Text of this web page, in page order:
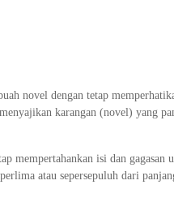
novel dengan tetap
karangan (novel) yang
mempertahankan isi dan gagasan
atau sepersepuluh dari